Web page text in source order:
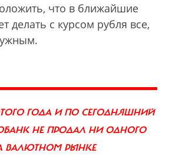
что в ближайшие
делать с курсом рубля все,
ГОДА И ПО СЕГОДНЯШНИЙ
НЕ ПРОДАЛ НИ ОДНОГО
ВАЛЮТНОМ РЫНКЕ